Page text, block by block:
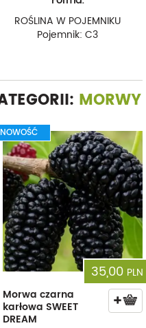
ROŚLINA W POJEMNIKU
Pojemnik: C3
MORWY
NOWOŚĆ
35,00 PLN
Morwa czarna
karłowa SWEET
DREAM